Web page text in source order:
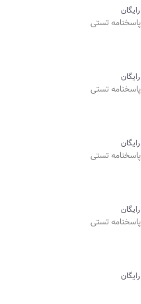
رایگان
پاسخنامه تستی
رایگان
پاسخنامه تستی
رایگان
پاسخنامه تستی
رایگان
پاسخنامه تستی
رایگان